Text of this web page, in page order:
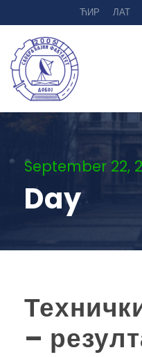
ЋИР ЛАТ
September 22,
Day
–